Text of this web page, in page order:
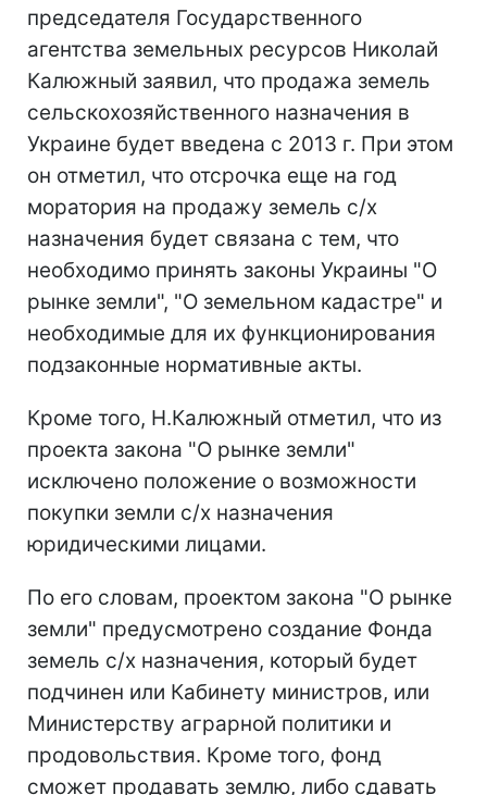
председателя Государственного
агентства земельных ресурсов Николай
Калюжный заявил, что продажа земель
сельскохозяйственного назначения в
Украине будет введена с 2013 г. При этом
он отметил, что отсрочка еще на год
моратория на продажу земель с/х
назначения будет связана с тем, что
необходимо принять законы Украины "О
рынке земли", "О земельном кадастре" и
необходимые для их функционирования
подзаконные нормативные акты.
Кроме того, Н.Калюжный отметил, что из
проекта закона "О рынке земли"
исключено положение о возможности
покупки земли с/х назначения
юридическими лицами.
По его словам, проектом закона "О рынке
земли" предусмотрено создание Фонда
земель с/х назначения, который будет
подчинен или Кабинету министров, или
Министерству аграрной политики и
продовольствия. Кроме того, фонд
сможет продавать землю, либо сдавать